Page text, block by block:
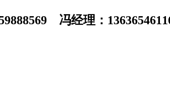
冯经理：